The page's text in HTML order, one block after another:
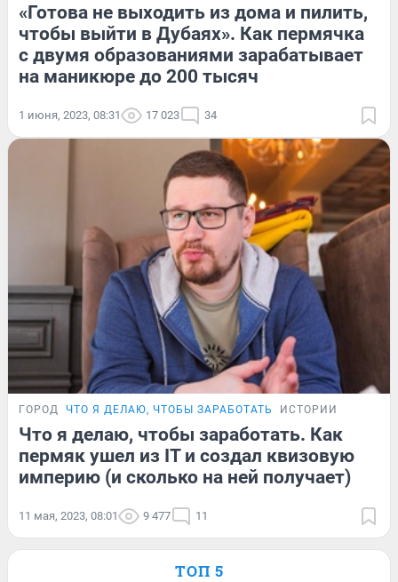
«Готова не выходить из дома и пилить,
чтобы выйти в Дубаях». Как пермячка
с двумя образованиями зарабатывает
на маникюре до 200 тысяч
1 июня, 2023, 08:31 17 023 34
ГОРОД ЧТО Я ДЕЛАЮ, ЧТОБЫ ЗАРАБОТАТЬ ИСТОРИИ
Что я делаю, чтобы заработать. Как
пермяк ушел из IT и создал квизовую
империю (и сколько на ней получает)
11 мая, 2023, 08:01 9 477 11
ТОП 5